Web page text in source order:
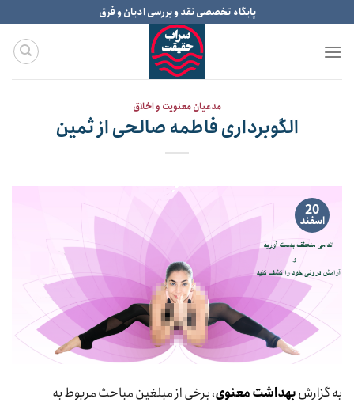
to
content
پایگاه تخصصی نقد و بررسی ادیان و فرق
مدعیان معنویت و اخلاق
الگوبرداری فاطمه صالحی از ثمین
20
اسفند
به گزارشبهداشت معنوی، برخی از مبلغین مباحث مربوط به